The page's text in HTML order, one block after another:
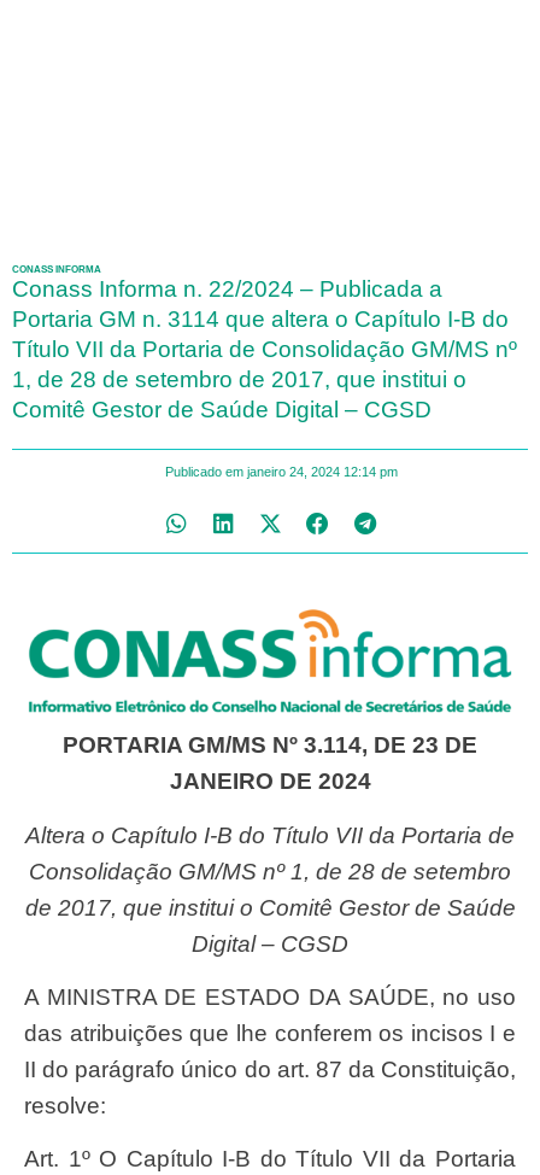
CONASS INFORMA
Conass Informa n. 22/2024 – Publicada a
Portaria GM n. 3114 que altera o Capítulo I-B do
Título VII da Portaria de Consolidação GM/MS nº
1, de 28 de setembro de 2017, que institui o
Comitê Gestor de Saúde Digital – CGSD
Publicado em janeiro 24, 2024 12:14 pm
PORTARIA GM/MS Nº 3.114, DE 23 DE
JANEIRO DE 2024
Altera o Capítulo I-B do Título VII da Portaria de
Consolidação GM/MS nº 1, de 28 de setembro
de 2017, que institui o Comitê Gestor de Saúde
Digital – CGSD
A MINISTRA DE ESTADO DA SAÚDE, no uso
das atribuições que lhe conferem os incisos I e
II do parágrafo único do art. 87 da Constituição,
resolve:
Art. 1º O Capítulo I-B do Título VII da Portaria